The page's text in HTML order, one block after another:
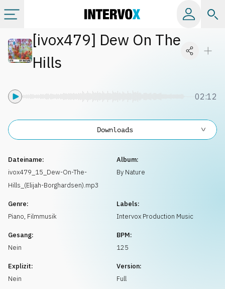
Kategorien
[ivox479] Dew On The
Hills
02:12
Dateiname:
ivox479_15_Dew-On-The-
Hills_(Elijah-Borghardsen).mp3
Album:
By Nature
Genre:
Piano, Filmmusik
Labels:
Intervox Production Music
Gesang:
Nein
BPM:
125
Explizit:
Nein
Version:
Full
Downloads